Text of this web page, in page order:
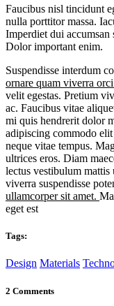
Faucibus nisl tincidunt
nulla porttitor massa.
Imperdiet dui
Dolor important enim.
Suspendisse interdum
ornare quam viverra
velit egestas. Pretium
ac. Faucibus vitae
mi quis hendrerit dolor
adipiscing commodo
neque vitae tempus.
ultrices eros. Diam
lectus vestibulum
viverra suspendisse
ullamcorper sit amet.
eget est
Tags:
Design Materials
2 Comments